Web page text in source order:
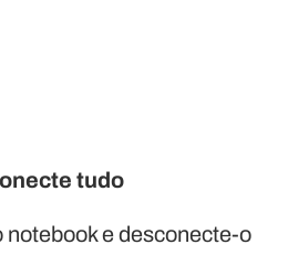
tudo
e desconecte-o